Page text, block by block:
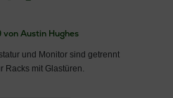
von Austin Hughes
und Monitor sind getrennt
Racks mit Glastüren.